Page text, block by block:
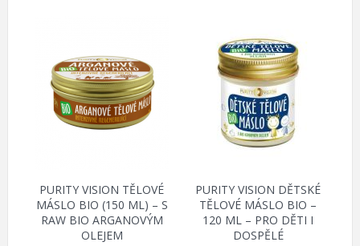
PURITY VISION TĚLOVÉ
MÁSLO BIO (150 ML) – S
RAW BIO ARGANOVÝM
OLEJEM
PURITY VISION DĚTSKÉ
TĚLOVÉ MÁSLO BIO –
120 ML – PRO DĚTI I
DOSPĚLÉ